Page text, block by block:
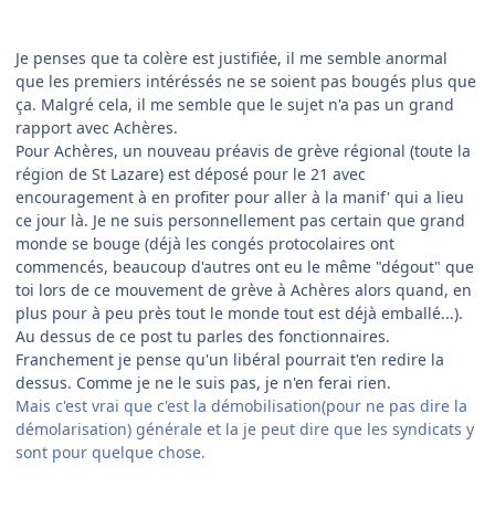
Je penses que ta colère est justifiée, il me semble anormal
que les premiers intéréssés ne se soient pas bougés plus que
ça. Malgré cela, il me semble que le sujet n'a pas un grand
rapport avec Achères.
Pour Achères, un nouveau préavis de grève régional (toute la
région de St Lazare) est déposé pour le 21 avec
encouragement à en profiter pour aller à la manif' qui a lieu
ce jour là. Je ne suis personnellement pas certain que grand
monde se bouge (déjà les congés protocolaires ont
commencés, beaucoup d'autres ont eu le même "dégout" que
toi lors de ce mouvement de grève à Achères alors quand, en
plus pour à peu près tout le monde tout est déjà emballé...).
Au dessus de ce post tu parles des fonctionnaires.
Franchement je pense qu'un libéral pourrait t'en redire la
dessus. Comme je ne le suis pas, je n'en ferai rien.
Mais c'est vrai que c'est la démobilisation(pour ne pas dire la
démolarisation) générale et la je peut dire que les syndicats y
sont pour quelque chose.